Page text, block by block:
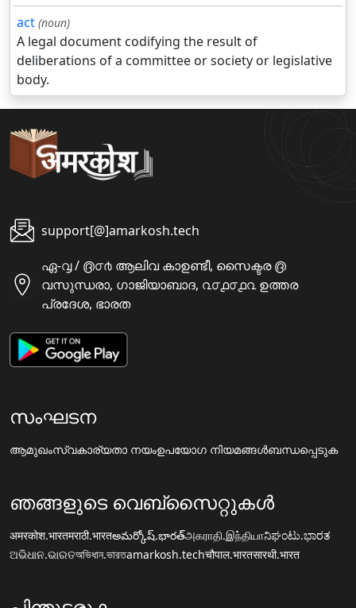
act (noun)
A legal document codifying the result of
deliberations of a committee or society or legislative
body.
support[@]amarkosh.tech
ഏ-൮ / ൫൦൪ ആലിവ കാഉണ്ടീ, സൈക്ടര ൫
വസുന്ധരാ, ഗാജിയാബാദ, ൨൦൧൦൧൨ ഉത്തര
പ്രദേശ, ഭാരത
സംഘടന
ആമുഖംസ്വകാര്യതാ നയംഉപയോഗ നിയമങ്ങൾബന്ധപ്പെടുക
ഞങ്ങളുടെ വെബ്സൈറ്റുകൾ
अमरकोश.भारतमराठी.भारतఅమర్కోష్.భారత్அகராதி.இந்தியாನಿಘಂಟು.ಭಾರತ
ଅଭିଧାନ.ଭାରତঅভিধান.ভারতamarkosh.techचौपाल.भारतसारथी.भारत